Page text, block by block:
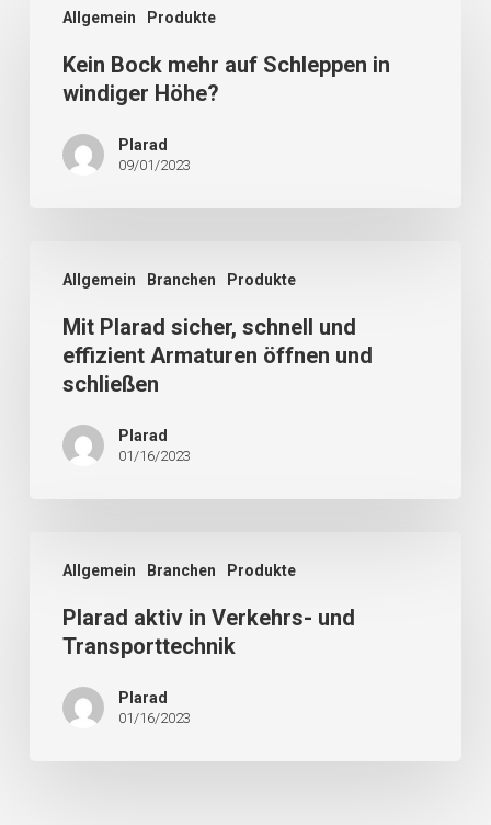
Allgemein Produkte
Kein Bock mehr auf Schleppen in
windiger Höhe?
Plarad
09/01/2023
Allgemein Branchen Produkte
Mit Plarad sicher, schnell und
effizient Armaturen öffnen und
schließen
Plarad
01/16/2023
Allgemein Branchen Produkte
Plarad aktiv in Verkehrs- und
Transporttechnik
Plarad
01/16/2023